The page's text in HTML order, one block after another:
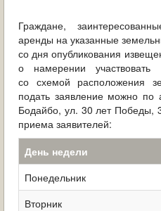
Граждане,
аренды на указанные
со дня опубликования
о намерении участвовать
со схемой расположения
подать заявление можно по
Бодайбо, ул. 30 лет Победы,
приема заявителей:
День недели
Понедельник
Вторник